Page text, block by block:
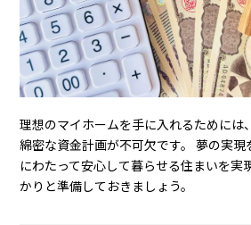
理想のマイホームを手に入れるためには
綿密な資金計画が不可欠です。 夢の実
にわたって安心して暮らせる住まいを実
かりと準備しておきましょう。